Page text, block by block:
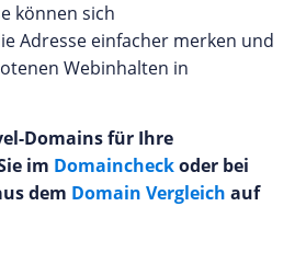
können sich
Adresse einfacher merken und
Webinhalten in
Domains für Ihre
im Domaincheckoder bei
dem Domain Vergleich auf